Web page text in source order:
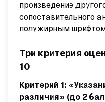
произведение
сопоставительного
полужирным
Три критерия
10
Критерий 1:
различия» (до 2